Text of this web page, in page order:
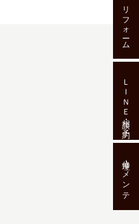
リフォーム
ＬＩＮＥ相談･予約
修理･メンテ